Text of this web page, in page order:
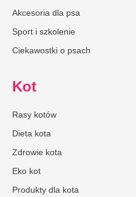
Akcesoria dla psa
Sport i szkolenie
Ciekawostki o psach
Kot
Rasy kotów
Dieta kota
Zdrowie kota
Eko kot
Produkty dla kota